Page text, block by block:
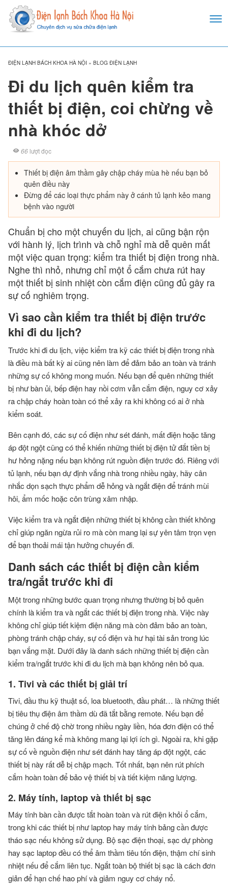
ĐIỆN LẠNH BÁCH KHOA HÀ NỘI » BLOG ĐIỆN LẠNH
Đi du lịch quên kiểm tra
thiết bị điện, coi chừng về
nhà khóc dở
66 lượt đọc
Thiết bị điện âm thầm gây chập cháy mùa hè nếu bạn bỏ
quên điều này
Đừng để các loại thực phẩm này ở cánh tủ lạnh kẻo mang
bệnh vào người
Chuẩn bị cho một chuyến du lịch, ai cũng bận rộn
với hành lý, lịch trình và chỗ nghỉ mà dễ quên mất
một việc quan trọng: kiểm tra thiết bị điện trong nhà.
Nghe thì nhỏ, nhưng chỉ một ổ cắm chưa rút hay
một thiết bị sinh nhiệt còn cắm điện cũng đủ gây ra
sự cố nghiêm trọng.
Vì sao cần kiểm tra thiết bị điện trước
khi đi du lịch?
Trước khi đi du lịch, việc kiểm tra kỹ các thiết bị điện trong nhà
là điều mà bất kỳ ai cũng nên làm để đảm bảo an toàn và tránh
những sự cố không mong muốn. Nếu bạn để quên những thiết
bị như bàn ủi, bếp điện hay nồi cơm vẫn cắm điện, nguy cơ xảy
ra chập cháy hoàn toàn có thể xảy ra khi không có ai ở nhà
kiểm soát.
Bên cạnh đó, các sự cố điện như sét đánh, mất điện hoặc tăng
áp đột ngột cũng có thể khiến những thiết bị điện tử đắt tiền bị
hư hỏng nặng nếu bạn không rút nguồn điện trước đó. Riêng với
tủ lạnh, nếu bạn dự định vắng nhà trong nhiều ngày, hãy cân
nhắc dọn sạch thực phẩm dễ hỏng và ngắt điện để tránh mùi
hôi, ẩm mốc hoặc côn trùng xâm nhập.
Việc kiểm tra và ngắt điện những thiết bị không cần thiết không
chỉ giúp ngăn ngừa rủi ro mà còn mang lại sự yên tâm trọn vẹn
để bạn thoải mái tận hưởng chuyến đi.
Danh sách các thiết bị điện cần kiểm
tra/ngắt trước khi đi
Một trong những bước quan trọng nhưng thường bị bỏ quên
chính là kiểm tra và ngắt các thiết bị điện trong nhà. Việc này
không chỉ giúp tiết kiệm điện năng mà còn đảm bảo an toàn,
phòng tránh chập cháy, sự cố điện và hư hại tài sản trong lúc
bạn vắng mặt. Dưới đây là danh sách những thiết bị điện cần
kiểm tra/ngắt trước khi đi du lịch mà bạn không nên bỏ qua.
1. Tivi và các thiết bị giải trí
Tivi, đầu thu kỹ thuật số, loa bluetooth, đầu phát… là những thiết
bị tiêu thụ điện âm thầm dù đã tắt bằng remote. Nếu bạn để
chúng ở chế độ chờ trong nhiều ngày liền, hóa đơn điện có thể
tăng lên đáng kể mà không mang lại lợi ích gì. Ngoài ra, khi gặp
sự cố về nguồn điện như sét đánh hay tăng áp đột ngột, các
thiết bị này rất dễ bị chập mạch. Tốt nhất, bạn nên rút phích
cắm hoàn toàn để bảo vệ thiết bị và tiết kiệm năng lượng.
2. Máy tính, laptop và thiết bị sạc
Máy tính bàn cần được tắt hoàn toàn và rút điện khỏi ổ cắm,
trong khi các thiết bị như laptop hay máy tính bảng cần được
tháo sạc nếu không sử dụng. Bộ sạc điện thoại, sạc dự phòng
hay sạc laptop đều có thể âm thầm tiêu tốn điện, thậm chí sinh
nhiệt nếu để cắm liên tục. Ngắt toàn bộ thiết bị sạc là cách đơn
giản để hạn chế hao phí và giảm nguy cơ cháy nổ.